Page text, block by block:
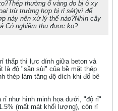
thường ố vàng do bị ô xy
trừ trường hợp bị rỉ sét)vì để
này nên xử lý thế nào?Nhìn cây
nghiệm thu được ko?
thấp thì lực dính giữa beton và
là độ "sần sùi" của bề mặt thép
thép làm tăng độ dích khi đổ bê
như hình minh họa dưới, "độ rỉ"
(mất mát khối lượng), còn rỉ